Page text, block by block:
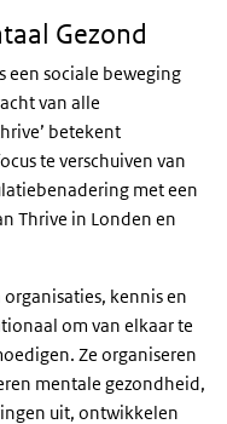
Gezond
een sociale beweging
van alle
betekent
te verschuiven van
met een
Thrive in Londen en
kennis en
om van elkaar te
Ze organiseren
mentale gezondheid,
uit, ontwikkelen